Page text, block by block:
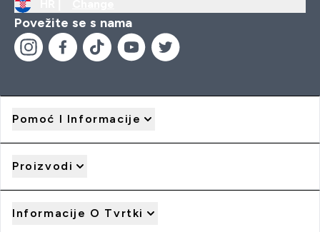
Povežite se s nama
Pomoć I Informacije
Proizvodi
Informacije O Tvrtki